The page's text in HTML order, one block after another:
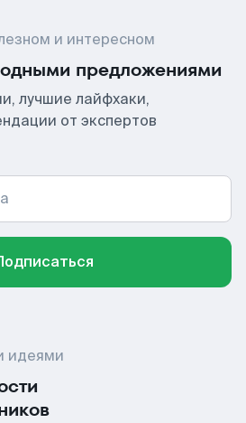
и интересном
предложениями
лучшие лайфхаки,
от экспертов
идеями